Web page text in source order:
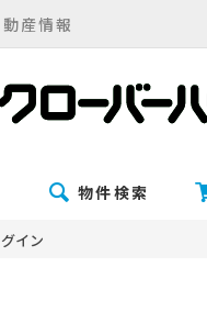
産情報
物件検索
イン